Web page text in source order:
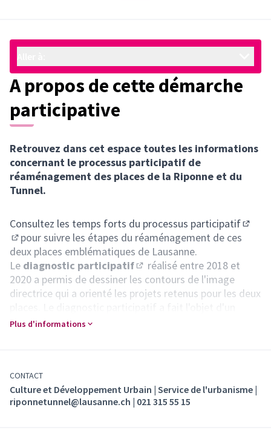
A propos de cette démarche
participative
Retrouvez dans cet espace toutes les informations
concernant le processus participatif de
réaménagement des places de la Riponne et du
Tunnel.
Consultez les temps forts du processus participatif
(S'ouvre dans un nouvel onglet)
pour suivre les étapes du réaménagement de ces
deux places emblématiques de Lausanne.
Le diagnostic participatif
(S'ouvre dans un nouvel
réalisé entre 2018 et
2020 a permis de dessiner les contours de l'image
directrice qui a orienté les projets retenus pour les deux
rapport final qui a constitué une annexe aux cahier des
occupent les deux places dans l'attente de leur
transformation définitive.
Place de la Riponne
Plus d'informations
CONTACT
Culture et Développement Urbain | Service de l'urbanisme |
riponnetunnel@lausanne.ch | 021 315 55 15